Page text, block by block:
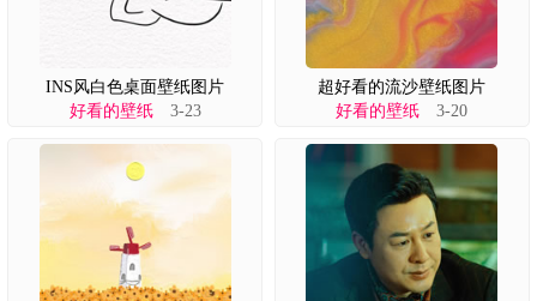
INS风白色桌面壁纸图片
好看的壁纸3-23
超好看的流沙壁纸图片
好看的壁纸 3-20